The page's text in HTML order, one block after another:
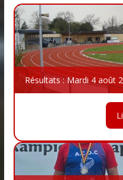
Résultats : Mardi 4 août